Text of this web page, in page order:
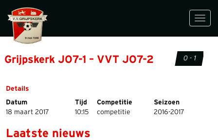
Grijpskerk JO7-1 – VVT JO7-2 0 - 1
Details
Datum
Tijd Competitie
Seizoen
18 maart 2017
10:15 competitie 2016-2017
Laatste nieuws